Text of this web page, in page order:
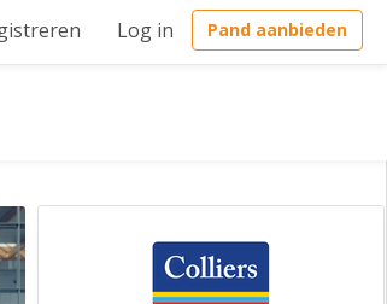
Log in Pand aanbieden